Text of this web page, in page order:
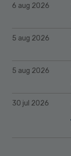
6 aug 2026
5 aug 2026
5 aug 2026
30 jul 2026